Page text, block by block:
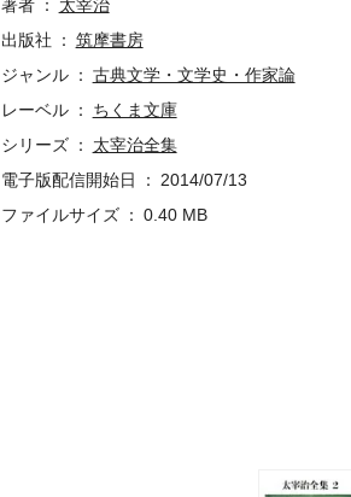
著者
太宰治
出版社
筑摩書房
ジャンル
古典文学・文学史・作家論
レーベル
ちくま文庫
シリーズ
太宰治全集
電子版配信開始日
2014/07/13
ファイルサイズ
0.40 MB